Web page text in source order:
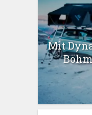
Mit